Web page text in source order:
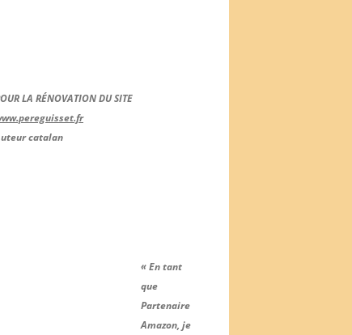
LA RÉNOVATION DU SITE
catalan
« En tant
que
Partenaire
Amazon, je